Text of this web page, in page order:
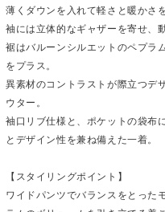
薄くダウンを入れて軽さと暖かさ
袖には立体的なギャザーを寄せ、
裾はバルーンシルエットのペプラ
をプラス。
異素材のコントラストが際立つデ
ウター。
袖口リブ仕様と、ポケットの袋布
とデザイン性を兼ね備えた一着。
【スタイリングポイント】
ワイドパンツでバランスをとった